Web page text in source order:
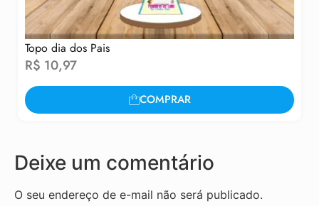
Topo dia dos Pais
R$ 10,97
COMPRAR
Deixe um comentário
O seu endereço de e-mail não será publicado.